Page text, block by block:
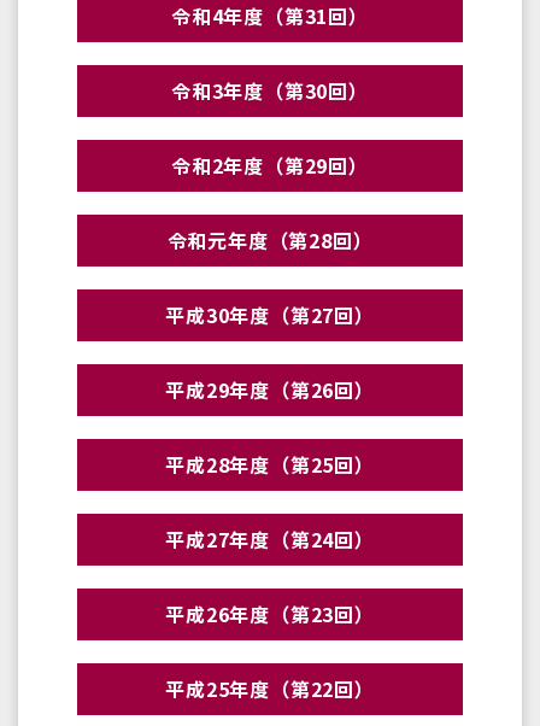
令和4年度（第31回）
令和3年度（第30回）
令和2年度（第29回）
令和元年度（第28回）
平成30年度（第27回）
平成29年度（第26回）
平成28年度（第25回）
平成27年度（第24回）
平成26年度（第23回）
平成25年度（第22回）